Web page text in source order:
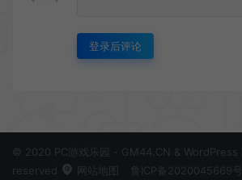
登录后评论
© 2020 PC游戏乐园 - GM44.CN &
reserved
网站地图 鲁ICP备2020045669